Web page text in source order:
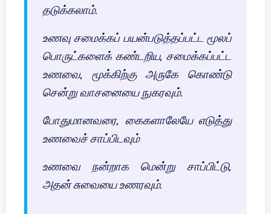
தடுக்கலாம்.
உணவு சமைக்கப் பயன்படுத்தப்பட்ட மூலப்
பொருட்களைக் கண்டறிய, சமைக்கப்பட்ட
உணவை, மூக்கிற்கு அருகே கொண்டு
சென்று வாசனையை நுகரவும்.
போதுமானவரை, கைகளாலேயே எடுத்து
உணவைச் சாப்பிடவும்
உணவை நன்றாக மென்று சாப்பிட்டு,
அதன் சுவையை உணரவும்.